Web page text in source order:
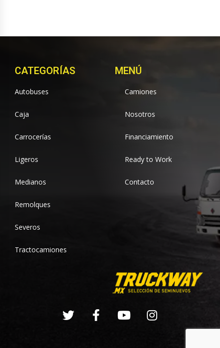
CATEGORÍAS
Autobuses
Caja
Carrocerías
Ligeros
Medianos
Remolques
Severos
Tractocamiones
MENÚ
Camiones
Nosotros
Financiamiento
Ready to Work
Contacto